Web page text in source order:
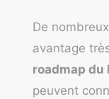
De
avantage
roadmap du
peuvent